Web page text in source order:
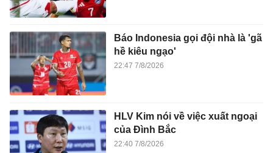
Báo Indonesia gọi đội nhà là 'gã
hề kiêu ngạo'
22:47 7/8/2026
HLV Kim nói về việc xuất ngoại
của Đình Bắc
22:40 7/8/2026